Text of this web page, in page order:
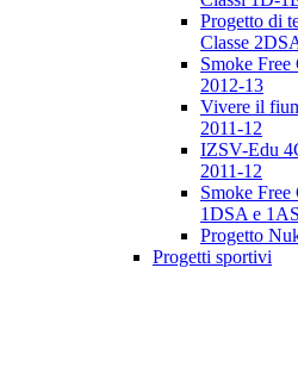
Progetto di
Classe
Smoke
2012-13
Vivere il
2011-12
IZSV-Edu
2011-12
Smoke
1DSA e
Progetto
Progetti sportivi